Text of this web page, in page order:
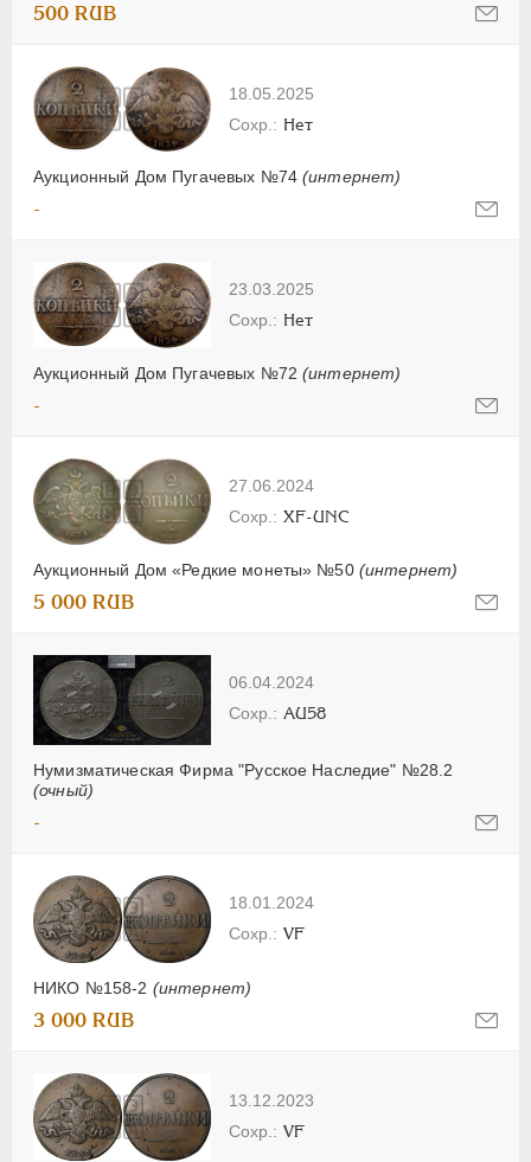
500 RUB
18.05.2025
Аукционный Дом Пугачевых №74(интернет)
Нет
-
23.03.2025
Аукционный Дом Пугачевых №72(интернет)
Нет
-
27.06.2024
Аукционный Дом «Редкие монеты» №50 (интернет)
XF-UNC
5 000 RUB
06.04.2024
Нумизматическая Фирма "Русское Наследие" №28.2
(очный)
AU58
-
18.01.2024
НИКО №158-2 (интернет)
VF
3 000 RUB
13.12.2023
VF